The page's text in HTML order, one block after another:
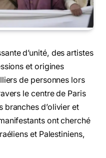
d’unité, des artistes
et origines
de personnes lors
le centre de Paris
branches d’olivier et
ont cherché
et Palestiniens,